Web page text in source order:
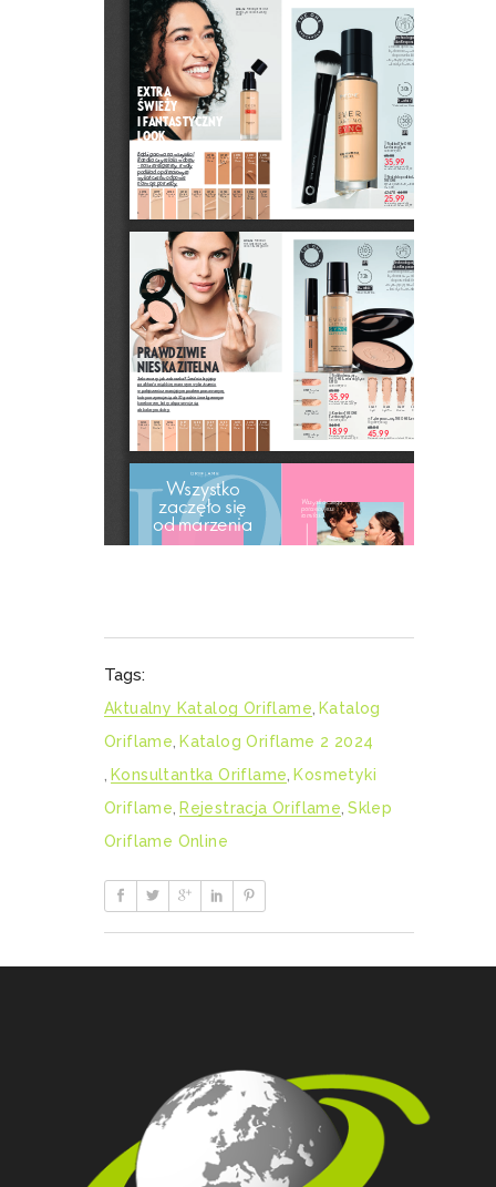
Tags:
Aktualny Katalog Oriflame Katalog
Oriflame Katalog Oriflame 2 2024
Konsultantka Oriflame Kosmetyki
Oriflame Rejestracja Oriflame Sklep
Oriflame Online